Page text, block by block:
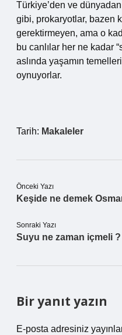
Türkiye’den ve
gibi, prokaryotlar, bazen
gerektirmeyen, ama o
bu canlılar her ne kadar
aslında yaşamın
oynuyorlar.
Tarih: Makaleler
Önceki Yazı
Keşide ne demek
Sonraki Yazı
Suyu ne zaman içmeli ?
Bir yanıt yazın
E-posta adresiniz